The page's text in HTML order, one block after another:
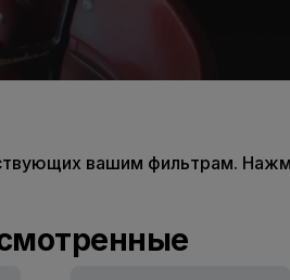
вашим фильтрам.